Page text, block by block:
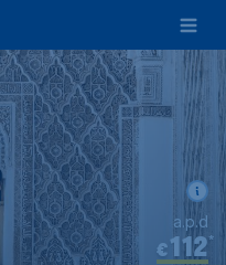
€112*
a.p.d